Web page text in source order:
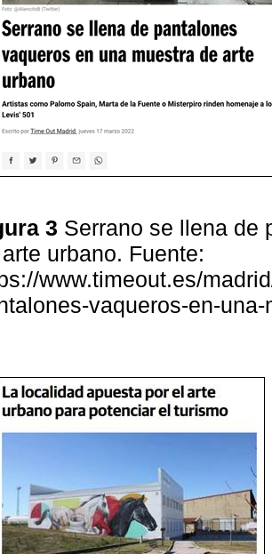
3 Serrano se llena de
urbano. Fuente:
www.timeout.es/
vaqueros-en-